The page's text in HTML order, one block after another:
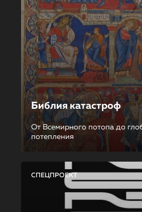
Библия катастроф
От Всемирного потопа до
потепления
СПЕЦПРОЕКТ